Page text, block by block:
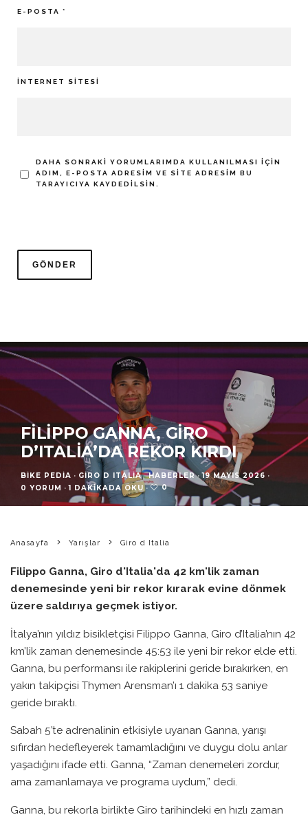
E-POSTA *
İNTERNET SITESI
DAHA SONRAKI YORUMLARIMDA KULLANILMASI IÇIN
ADIM, E-POSTA ADRESIM VE SITE ADRESIM BU
TARAYICIYA KAYDEDILSIN.
FILIPPO GANNA, GIRO
D’ITALIA’DA REKOR KIRDI
BIKE PEDIA · GIRO D ITALIA HABERLER · 19 MAYIS 2026 ·
0 YORUM · 1 DAKIKADA OKU · 0
Anasayfa Yarışlar Giro d Italia
Filippo Ganna, Giro d'Italia'da 42 km'lik zaman
denemesinde yeni bir rekor kırarak evine dönmek
üzere saldırıya geçmek istiyor.
İtalya’nın yıldız bisikletçisi Filippo Ganna, Giro d’Italia’nın 42
km’lik zaman denemesinde 45:53 ile yeni bir rekor elde etti.
Ganna, bu performansı ile rakiplerini geride bırakırken, en
yakın takipçisi Thymen Arensman’ı 1 dakika 53 saniye
geride bıraktı.
Sabah 5’te adrenalinin etkisiyle uyanan Ganna, yarışı
sıfırdan hedefleyerek tamamladığını ve duygu dolu anlar
yaşadığını ifade etti. Ganna, “Zaman denemeleri zordur,
ama zamanlamaya ve programa uydum,” dedi.
Ganna, bu rekorla birlikte Giro tarihindeki en hızlı zaman